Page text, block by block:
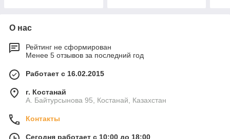
О нас
Рейтинг не сформирован
Менее 5 отзывов за последний год
Работает с 16.02.2015
г. Костанай
А. Байтурсынова 95, Костанай, Казахстан
Контакты
Сегодня работает с 10:00 до 18:00